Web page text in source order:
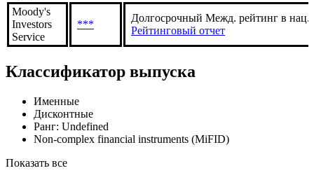
Moody's
Investors
Service
***
Долгосрочный Межд. рейтинг в нац.
Рейтинговый отчет
Классификатор выпуска
Именные
Дисконтные
Ранг: Undefined
Non-complex financial instruments (MiFID)
Показать все